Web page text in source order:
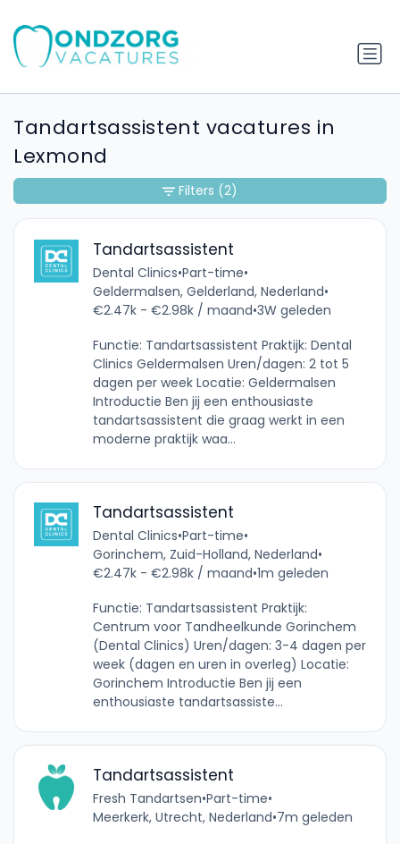
Tandartsassistent vacatures in
Lexmond
Tandartsassistent
Dental Clinics•Part-time•
Geldermalsen, Gelderland, Nederland•
€2.47k - €2.98k / maand•3W geleden
Functie: Tandartsassistent Praktijk: Dental
Clinics Geldermalsen Uren/dagen: 2 tot 5
dagen per week Locatie: Geldermalsen
Introductie Ben jij een enthousiaste
tandartsassistent die graag werkt in een
moderne praktijk waa...
Tandartsassistent
Dental Clinics•Part-time•
Gorinchem, Zuid-Holland, Nederland•
€2.47k - €2.98k / maand•1m geleden
Functie: Tandartsassistent Praktijk:
Centrum voor Tandheelkunde Gorinchem
(Dental Clinics) Uren/dagen: 3-4 dagen per
week (dagen en uren in overleg) Locatie:
Gorinchem Introductie Ben jij een
enthousiaste tandartsassiste...
Tandartsassistent
Fresh Tandartsen•Part-time•
Meerkerk, Utrecht, Nederland•7m geleden
Filters (2)